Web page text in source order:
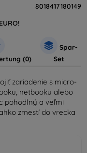
8018417180149
(0)
Spar-
Set
zariadenie s micro-
, netbooku alebo
pohodlný a veľmi
zmestí do vrecka